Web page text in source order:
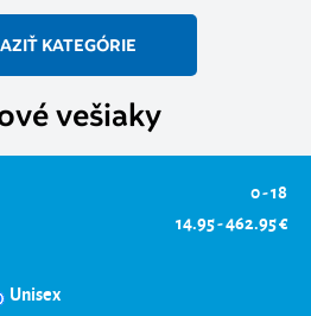
KATEGÓRIE
vešiaky
0 - 18
14.95 - 462.95 €
Unisex